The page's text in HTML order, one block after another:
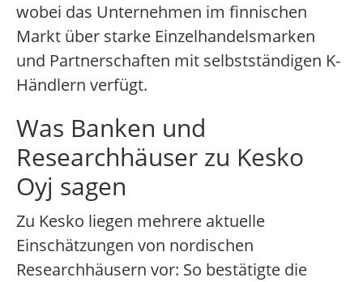
wobei das Unternehmen im finnischen
Markt über starke Einzelhandelsmarken
und Partnerschaften mit selbstständigen K-
Händlern verfügt.
Was Banken und
Researchhäuser zu Kesko
Oyj sagen
Zu Kesko liegen mehrere aktuelle
Einschätzungen von nordischen
Researchhäusern vor: So bestätigte die